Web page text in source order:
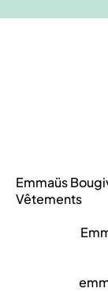
Emmaüs
Vêtements